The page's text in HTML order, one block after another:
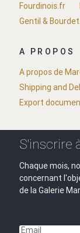
Fourdinois.fr
Gentil &
A PROPOS
A propos de
Shipping and
Export
S'inscrire
Chaque mois,
concernant
de la Galerie
Email